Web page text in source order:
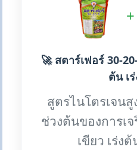
+
🚀 สตาร์เฟอร์ 30-
ต้น เ
สูตรไนโตรเจน
ช่วงต้นของการเ
เขียว เร่ง